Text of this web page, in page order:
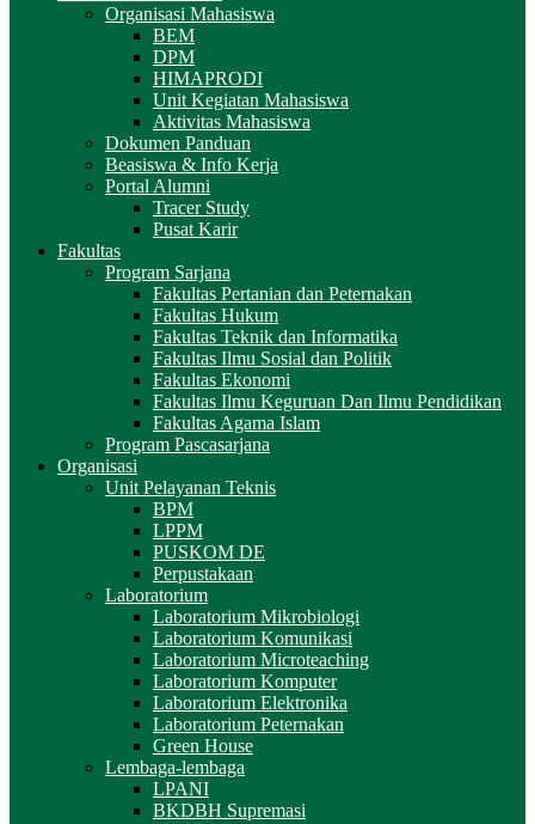
Organisasi Mahasiswa
BEM
DPM
HIMAPRODI
Unit Kegiatan Mahasiswa
Aktivitas Mahasiswa
Dokumen Panduan
Beasiswa & Info Kerja
Portal Alumni
Tracer Study
Pusat Karir
Fakultas
Program Sarjana
Fakultas Pertanian dan Peternakan
Fakultas Hukum
Fakultas Teknik dan Informatika
Fakultas Ilmu Sosial dan Politik
Fakultas Ekonomi
Fakultas Ilmu Keguruan Dan Ilmu Pendidikan
Fakultas Agama Islam
Program Pascasarjana
Organisasi
Unit Pelayanan Teknis
BPM
LPPM
PUSKOM DE
Perpustakaan
Laboratorium
Laboratorium Mikrobiologi
Laboratorium Komunikasi
Laboratorium Microteaching
Laboratorium Komputer
Laboratorium Elektronika
Laboratorium Peternakan
Green House
Lembaga-lembaga
LPANI
BKDBH Supremasi